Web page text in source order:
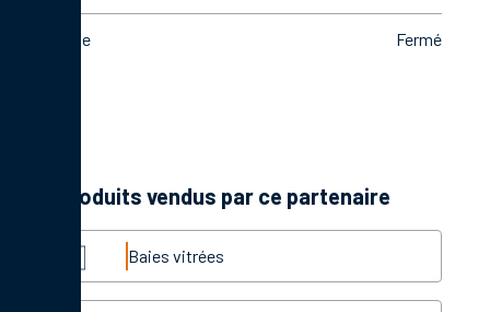
Dimanche Fermé
Les produits vendus par ce partenaire
Baies vitrées